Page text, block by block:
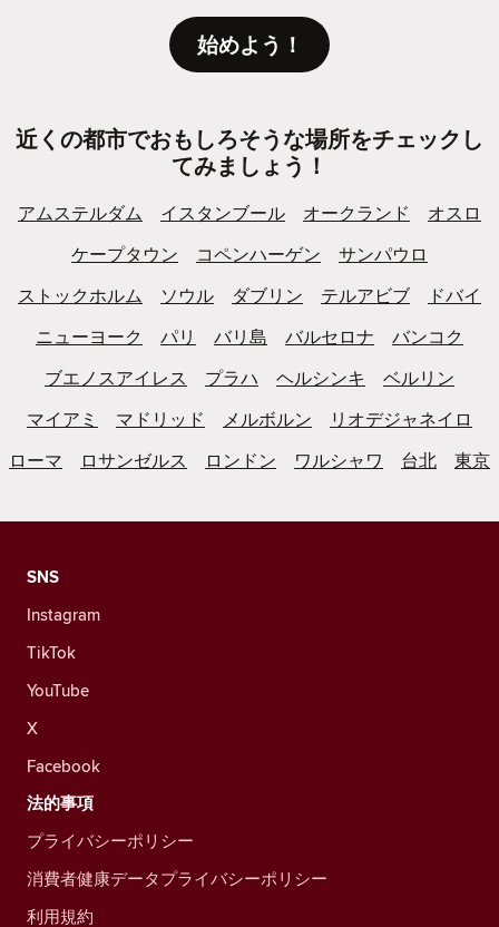
始めよう！
近くの都市でおもしろそうな場所をチェックし
てみましょう！
アムステルダム イスタンブール オークランド
オスロ
ケープタウン
コペンハーゲン
サンパウロ
ストックホルム
ソウル ダブリン テルアビブ
ドバイ
ニューヨーク
パリ バリ島 バルセロナ
バンコク
ブエノスアイレス
プラハ ヘルシンキ
ベルリン
マイアミ
マドリッド メルボルン
リオデジャネイロ
ローマ
ロサンゼルス ロンドン ワルシャワ 台北 東京
SNS
Instagram
TikTok
YouTube
X
Facebook
法的事項
プライバシーポリシー
消費者健康データプライバシーポリシー
利用規約